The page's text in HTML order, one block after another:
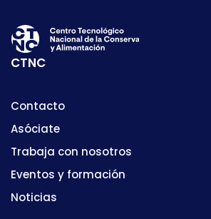
CTNC
Contacto
Asóciate
Trabaja con nosotros
Eventos y formación
Noticias